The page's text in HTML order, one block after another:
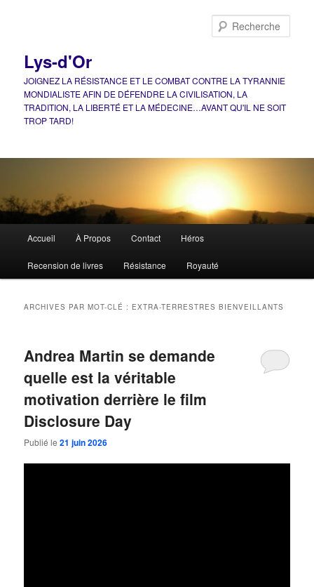
Lys-d'Or
JOIGNEZ LA RÉSISTANCE ET LE COMBAT CONTRE LA TYRANNIE
MONDIALISTE AFIN DE DÉFENDRE LA CIVILISATION, LA
TRADITION, LA LIBERTÉ ET LA MÉDECINE…AVANT QU'IL NE SOIT
TROP TARD!
principal
Accueil À Propos Contact Héros
Recension de livres Résistance Royauté
ARCHIVES PAR MOT-CLÉ : EXTRA-TERRESTRES BIENVEILLANTS
Andrea Martin se demande
quelle est la véritable
motivation derrière le film
Disclosure Day
Publié le21 juin 2026